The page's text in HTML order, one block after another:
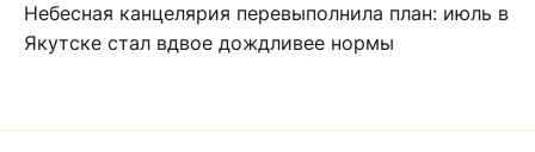
Небесная канцелярия перевыполнила план: июль в
Якутске стал вдвое дождливее нормы